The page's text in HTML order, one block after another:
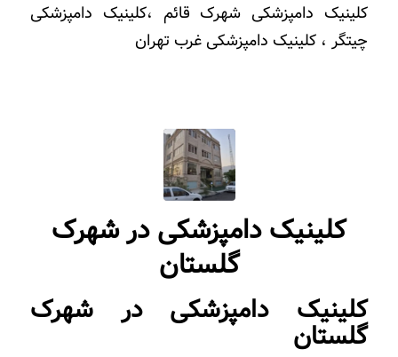
کلینیک دامپزشکی شهرک قائم ،کلینیک دامپزشکی
چیتگر ، کلینیک دامپزشکی غرب تهران
کلینیک دامپزشکی در شهرک
گلستان
کلینیک دامپزشکی در شهرک
گلستان